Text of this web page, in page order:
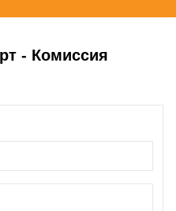
- Комиссия